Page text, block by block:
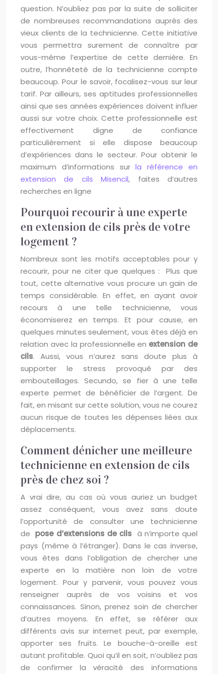
question. N’oubliez pas par la suite de solliciter
de nombreuses recommandations auprès des
vieux clients de la technicienne. Cette initiative
vous permettra surement de connaître par
vous-même l’expertise de cette dernière. En
outre, l’honnêteté de la technicienne compte
beaucoup. Pour le savoir, focalisez-vous sur leur
tarif. Par ailleurs, ses aptitudes professionnelles
ainsi que ses années expériences doivent influer
aussi sur votre choix. Cette professionnelle est
effectivement digne de confiance
particulièrement si elle dispose beaucoup
d’expériences dans le secteur. Pour obtenir le
maximum d’informations surla référence en
extension de cils Misencil, faites d’autres
recherches en ligne
Pourquoi recourir à une experte
en extension de cils près de votre
logement ?
Nombreux sont les motifs acceptables pour y
recourir, pour ne citer que quelques : Plus que
tout, cette alternative vous procure un gain de
temps considérable. En effet, en ayant avoir
recours à une telle technicienne, vous
économiserez en temps. Et pour cause, en
quelques minutes seulement, vous êtes déjà en
relation avec la professionnelle enextension de
cils. Aussi, vous n’aurez sans doute plus à
supporter le stress provoqué par des
embouteillages. Secundo, se fier à une telle
experte permet de bénéficier de l’argent. De
fait, en misant sur cette solution, vous ne courez
aucun risque de toutes les dépenses liées aux
déplacements.
Comment dénicher une meilleure
technicienne en extension de cils
près de chez soi ?
A vrai dire, au cas où vous auriez un budget
assez conséquent, vous avez sans doute
l’opportunité de consulter une technicienne
de pose d’extensions de cils à n’importe quel
pays (même à l’étranger). Dans le cas inverse,
vous êtes dans l’obligation de chercher une
experte en la matière non loin de votre
logement. Pour y parvenir, vous pouvez vous
renseigner auprès de vos voisins et vos
connaissances. Sinon, prenez soin de chercher
d’autres moyens. En effet, se référer aux
différents avis sur internet peut, par exemple,
apporter ses fruits. Le bouche-à-oreille est
autant profitable. Quoi qu’il en soit, n’oubliez pas
de confirmer la véracité des informations